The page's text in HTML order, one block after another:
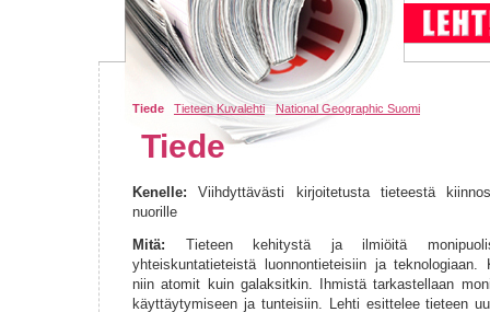
Tiede Tieteen Kuvalehti National Geographic Suomi
Tiede
Kenelle: Viihdyttävästi kirjoitetusta tieteestä
nuorille
Mitä: Tieteen kehitystä ja ilmiöitä
yhteiskuntatieteistä luonnontieteisiin ja teknologiaan.
niin atomit kuin galaksitkin. Ihmistä tarkastellaan
käyttäytymiseen ja tunteisiin. Lehti esittelee tieteen